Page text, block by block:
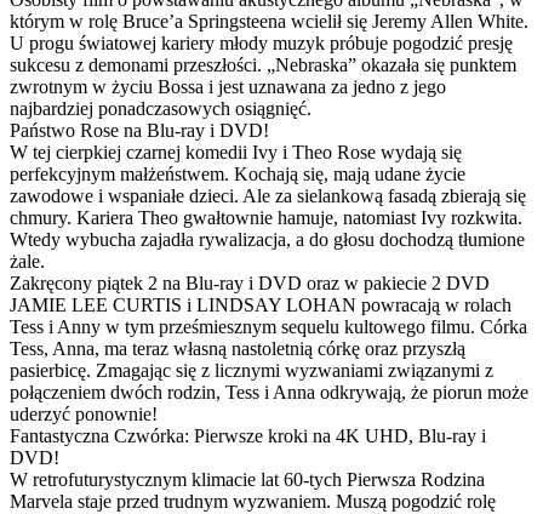
którym w rolę Bruce’a Springsteena wcielił się Jeremy Allen White.
U progu światowej kariery młody muzyk próbuje pogodzić presję
sukcesu z demonami przeszłości. „Nebraska” okazała się punktem
zwrotnym w życiu Bossa i jest uznawana za jedno z jego
najbardziej ponadczasowych osiągnięć.
Państwo Rose na Blu-ray i DVD!
W tej cierpkiej czarnej komedii Ivy i Theo Rose wydają się
perfekcyjnym małżeństwem. Kochają się, mają udane życie
zawodowe i wspaniałe dzieci. Ale za sielankową fasadą zbierają się
chmury. Kariera Theo gwałtownie hamuje, natomiast Ivy rozkwita.
Wtedy wybucha zajadła rywalizacja, a do głosu dochodzą tłumione
żale.
Zakręcony piątek 2 na Blu-ray i DVD oraz w pakiecie 2 DVD
JAMIE LEE CURTIS i LINDSAY LOHAN powracają w rolach
Tess i Anny w tym prześmiesznym sequelu kultowego filmu. Córka
Tess, Anna, ma teraz własną nastoletnią córkę oraz przyszłą
pasierbicę. Zmagając się z licznymi wyzwaniami związanymi z
połączeniem dwóch rodzin, Tess i Anna odkrywają, że piorun może
uderzyć ponownie!
Fantastyczna Czwórka: Pierwsze kroki na 4K UHD, Blu-ray i
DVD!
W retrofuturystycznym klimacie lat 60-tych Pierwsza Rodzina
Marvela staje przed trudnym wyzwaniem. Muszą pogodzić rolę